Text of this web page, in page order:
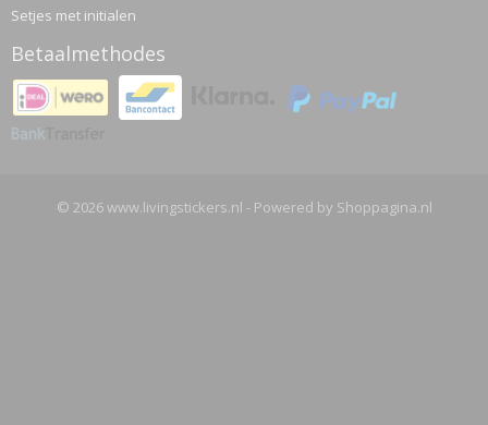
Setjes met initialen
Betaalmethodes
© 2026 www.livingstickers.nl - Powered by Shoppagina.nl